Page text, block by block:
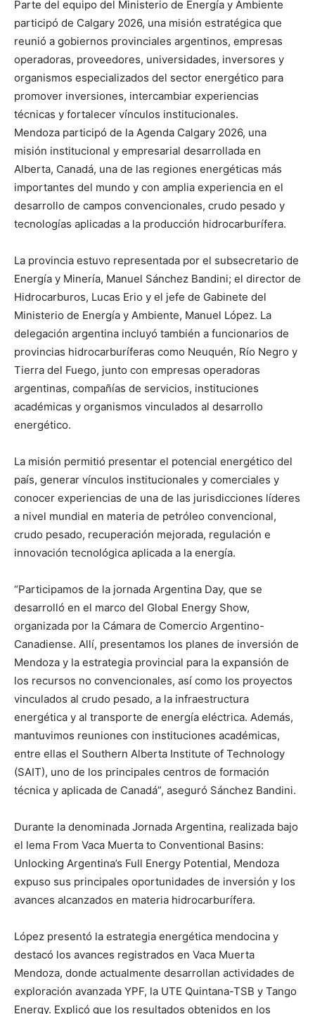
Parte del equipo del Ministerio de Energía y Ambiente
participó de Calgary 2026, una misión estratégica que
reunió a gobiernos provinciales argentinos, empresas
operadoras, proveedores, universidades, inversores y
organismos especializados del sector energético para
promover inversiones, intercambiar experiencias
técnicas y fortalecer vínculos institucionales.
Mendoza participó de la Agenda Calgary 2026, una
misión institucional y empresarial desarrollada en
Alberta, Canadá, una de las regiones energéticas más
importantes del mundo y con amplia experiencia en el
desarrollo de campos convencionales, crudo pesado y
tecnologías aplicadas a la producción hidrocarburífera.
La provincia estuvo representada por el subsecretario de
Energía y Minería, Manuel Sánchez Bandini; el director de
Hidrocarburos, Lucas Erio y el jefe de Gabinete del
Ministerio de Energía y Ambiente, Manuel López. La
delegación argentina incluyó también a funcionarios de
provincias hidrocarburíferas como Neuquén, Río Negro y
Tierra del Fuego, junto con empresas operadoras
argentinas, compañías de servicios, instituciones
académicas y organismos vinculados al desarrollo
energético.
La misión permitió presentar el potencial energético del
país, generar vínculos institucionales y comerciales y
conocer experiencias de una de las jurisdicciones líderes
a nivel mundial en materia de petróleo convencional,
crudo pesado, recuperación mejorada, regulación e
innovación tecnológica aplicada a la energía.
“Participamos de la jornada Argentina Day, que se
desarrolló en el marco del Global Energy Show,
organizada por la Cámara de Comercio Argentino-
Canadiense. Allí, presentamos los planes de inversión de
Mendoza y la estrategia provincial para la expansión de
los recursos no convencionales, así como los proyectos
vinculados al crudo pesado, a la infraestructura
energética y al transporte de energía eléctrica. Además,
mantuvimos reuniones con instituciones académicas,
entre ellas el Southern Alberta Institute of Technology
(SAIT), uno de los principales centros de formación
técnica y aplicada de Canadá”, aseguró Sánchez Bandini.
Durante la denominada Jornada Argentina, realizada bajo
el lema From Vaca Muerta to Conventional Basins:
Unlocking Argentina’s Full Energy Potential, Mendoza
expuso sus principales oportunidades de inversión y los
avances alcanzados en materia hidrocarburífera.
López presentó la estrategia energética mendocina y
destacó los avances registrados en Vaca Muerta
Mendoza, donde actualmente desarrollan actividades de
exploración avanzada YPF, la UTE Quintana-TSB y Tango
Energy. Explicó que los resultados obtenidos en los